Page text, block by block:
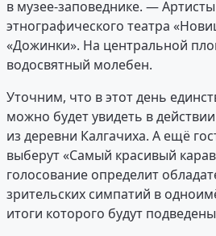
в музее-заповеднике. —
этнографического театра
«Дожинки». На центральной
водосвятный молебен.
Уточним, что в этот день
можно будет увидеть в
из деревни Калгачиха. А ещё
выберут «Самый красивый
голосование определит
зрительских симпатий в
итоги которого будут